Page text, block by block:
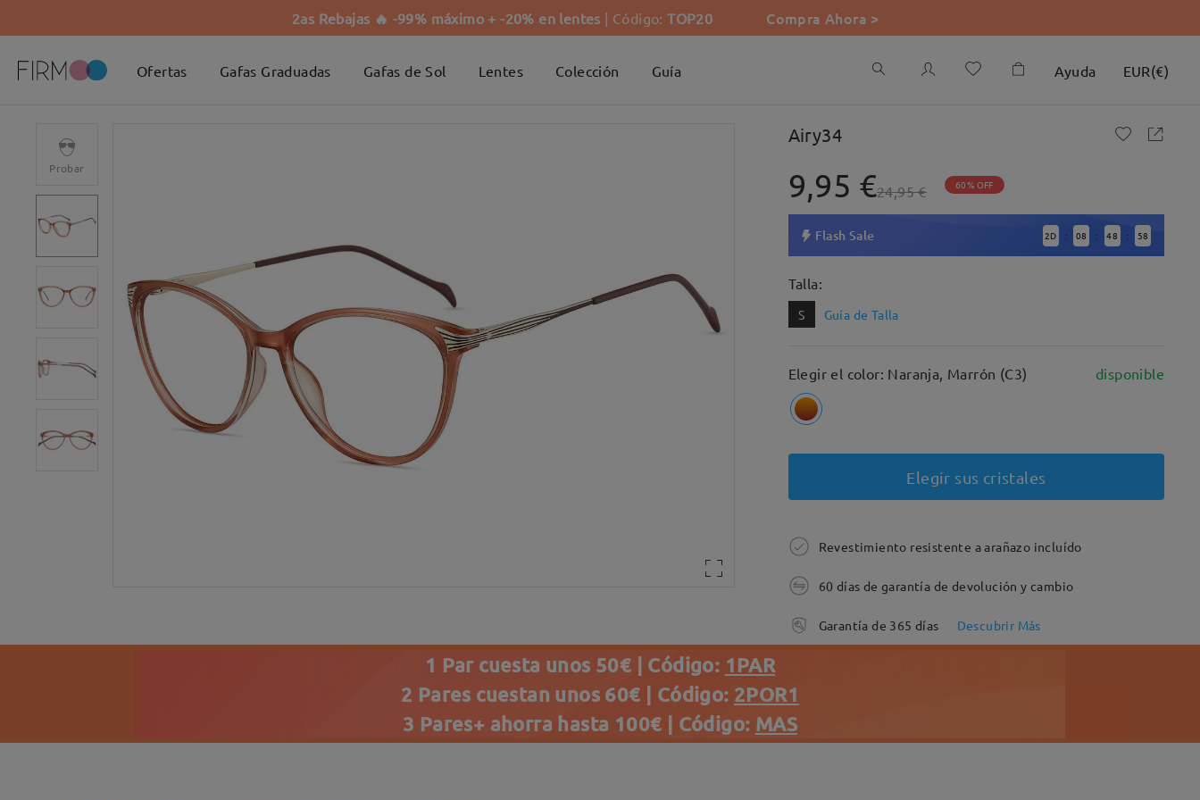
2as Rebajas 🔥 -99% máximo + -20% en lentes | Código:TOP20 Compra Ahora >
Ofertas Gafas Graduadas Gafas de Sol Lentes Colección Guía Ayuda EUR(€)
Probar
Airy34
9,95 €24,95 € 60% OFF
Flash Sale 2D : 08 : 48 : 57
Talla:
S Guía de Talla
Elegir el color: Naranja, Marrón (C3) disponible
Elegir sus cristales
Revestimiento resistente a arañazo incluído
60 días de garantía de devolución y cambio
Garantía de 365 días Descubrir Más
1 Par cuesta unos 50€ | Código: 1PAR
2 Pares cuestan unos 60€ | Código: 2POR1
3 Pares+ ahorra hasta 100€ | Código: MAS